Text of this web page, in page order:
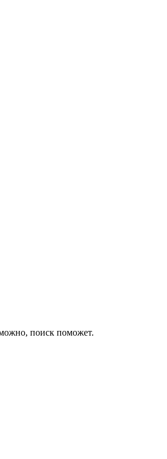
поиск поможет.